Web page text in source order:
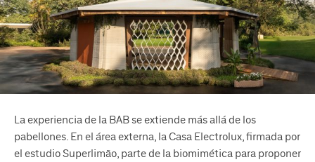
La experiencia de la BAB se extiende más allá de los
pabellones. En el área externa, la Casa Electrolux, firmada por
el estudio Superlimão, parte de la biomimética para proponer